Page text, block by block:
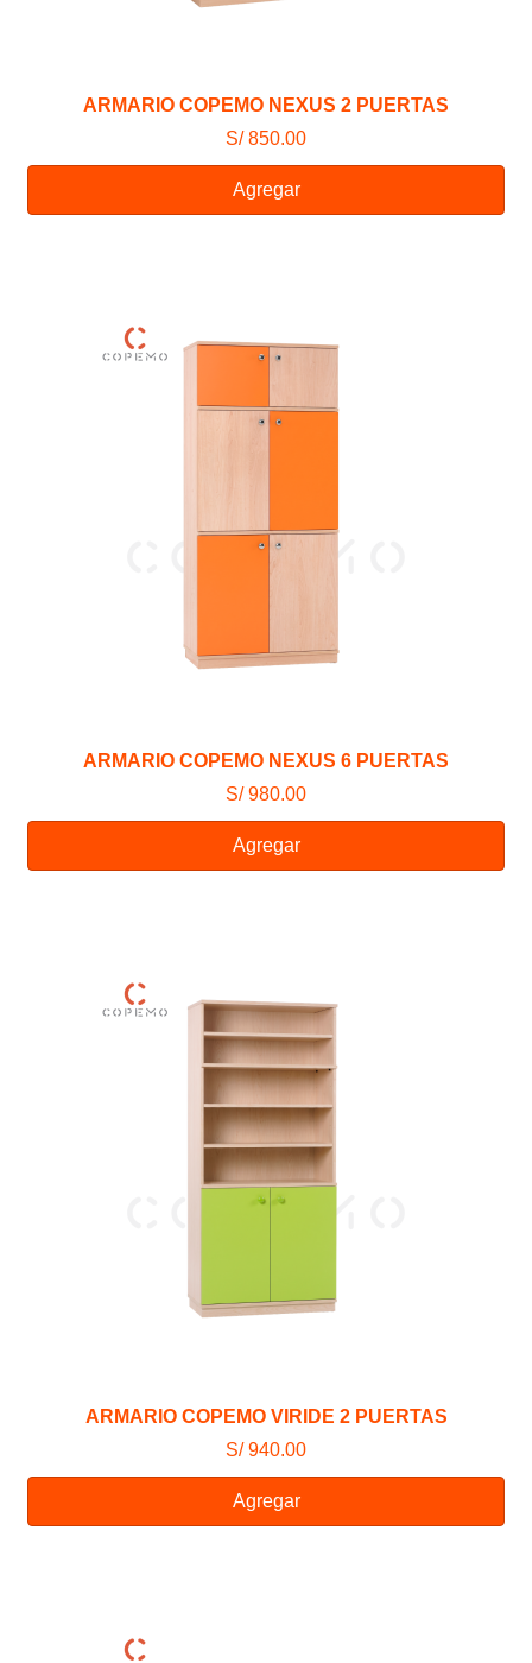
ARMARIO COPEMO NEXUS 2 PUERTAS
S/ 850.00
Agregar
ARMARIO COPEMO NEXUS 6 PUERTAS
S/ 980.00
Agregar
ARMARIO COPEMO VIRIDE 2 PUERTAS
S/ 940.00
Agregar